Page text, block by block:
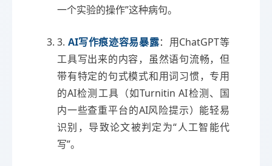
一个实验的操作”这种病句。
3. AI写作痕迹容易暴露：用ChatGPT等
工具写出来的内容，虽然语句流畅，但
带有特定的句式模式和用词习惯，专用
的AI检测工具（如Turnitin AI检测、国
内一些查重平台的AI风险提示）能轻易
识别，导致论文被判定为“人工智能代
写”。